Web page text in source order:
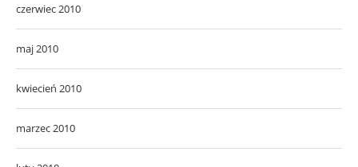
czerwiec 2010
maj 2010
kwiecień 2010
marzec 2010